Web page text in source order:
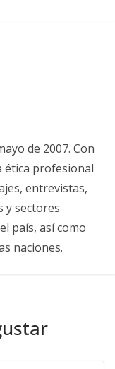
de 2007. Con
ética profesional
entrevistas,
y sectores
país, así como
naciones.